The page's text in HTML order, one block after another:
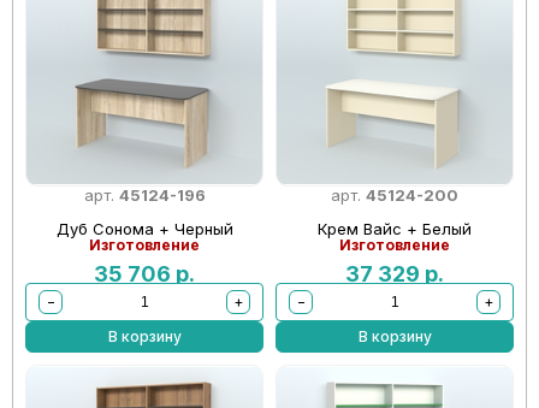
арт. 45124-196
Дуб Сонома + Черный
Изготовление
35 706 р.
−
+
В корзину
арт. 45124-200
Крем Вайс + Белый
Изготовление
37 329 р.
−
+
В корзину